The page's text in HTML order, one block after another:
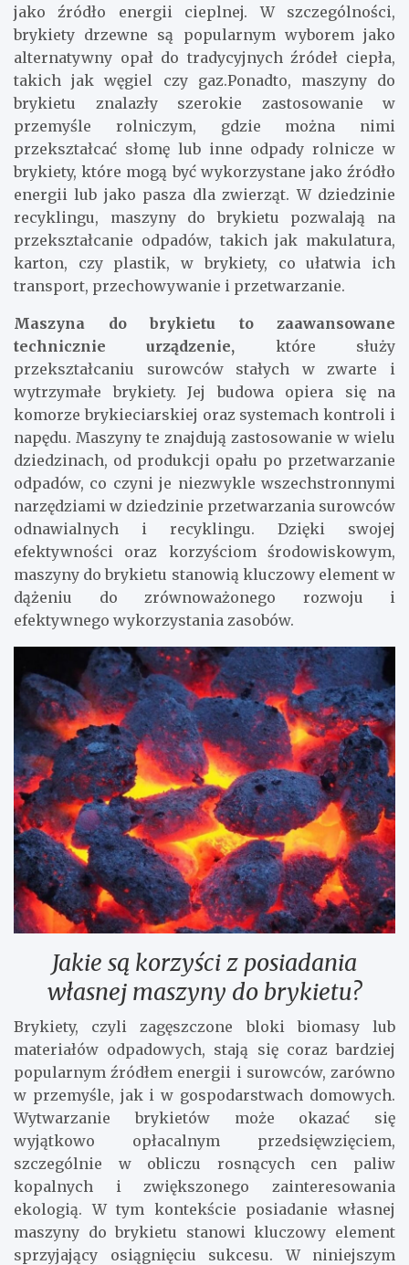
jako źródło energii cieplnej. W szczególności,
brykiety drzewne są popularnym wyborem jako
alternatywny opał do tradycyjnych źródeł ciepła,
takich jak węgiel czy gaz.Ponadto, maszyny do
brykietu znalazły szerokie zastosowanie w
przemyśle rolniczym, gdzie można nimi
przekształcać słomę lub inne odpady rolnicze w
brykiety, które mogą być wykorzystane jako źródło
energii lub jako pasza dla zwierząt. W dziedzinie
recyklingu, maszyny do brykietu pozwalają na
przekształcanie odpadów, takich jak makulatura,
karton, czy plastik, w brykiety, co ułatwia ich
transport, przechowywanie i przetwarzanie.
Maszyna do brykietu to zaawansowane
technicznie urządzenie, które służy
przekształcaniu surowców stałych w zwarte i
wytrzymałe brykiety. Jej budowa opiera się na
komorze brykieciarskiej oraz systemach kontroli i
napędu. Maszyny te znajdują zastosowanie w wielu
dziedzinach, od produkcji opału po przetwarzanie
odpadów, co czyni je niezwykle wszechstronnymi
narzędziami w dziedzinie przetwarzania surowców
odnawialnych i recyklingu. Dzięki swojej
efektywności oraz korzyściom środowiskowym,
maszyny do brykietu stanowią kluczowy element w
dążeniu do zrównoważonego rozwoju i
efektywnego wykorzystania zasobów.
Jakie są korzyści z posiadania
własnej maszyny do brykietu?
Brykiety, czyli zagęszczone bloki biomasy lub
materiałów odpadowych, stają się coraz bardziej
popularnym źródłem energii i surowców, zarówno
w przemyśle, jak i w gospodarstwach domowych.
Wytwarzanie brykietów może okazać się
wyjątkowo opłacalnym przedsięwzięciem,
szczególnie w obliczu rosnących cen paliw
kopalnych i zwiększonego zainteresowania
ekologią. W tym kontekście posiadanie własnej
maszyny do brykietu stanowi kluczowy element
sprzyjający osiągnięciu sukcesu. W niniejszym